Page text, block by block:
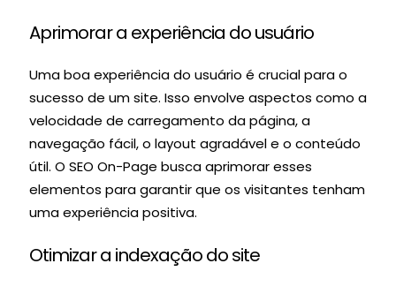
Aprimorar a experiência do usuário
Uma boa experiência do usuário é crucial para o
sucesso de um site. Isso envolve aspectos como a
velocidade de carregamento da página, a
navegação fácil, o layout agradável e o conteúdo
útil. O SEO On-Page busca aprimorar esses
elementos para garantir que os visitantes tenham
uma experiência positiva.
Otimizar a indexação do site